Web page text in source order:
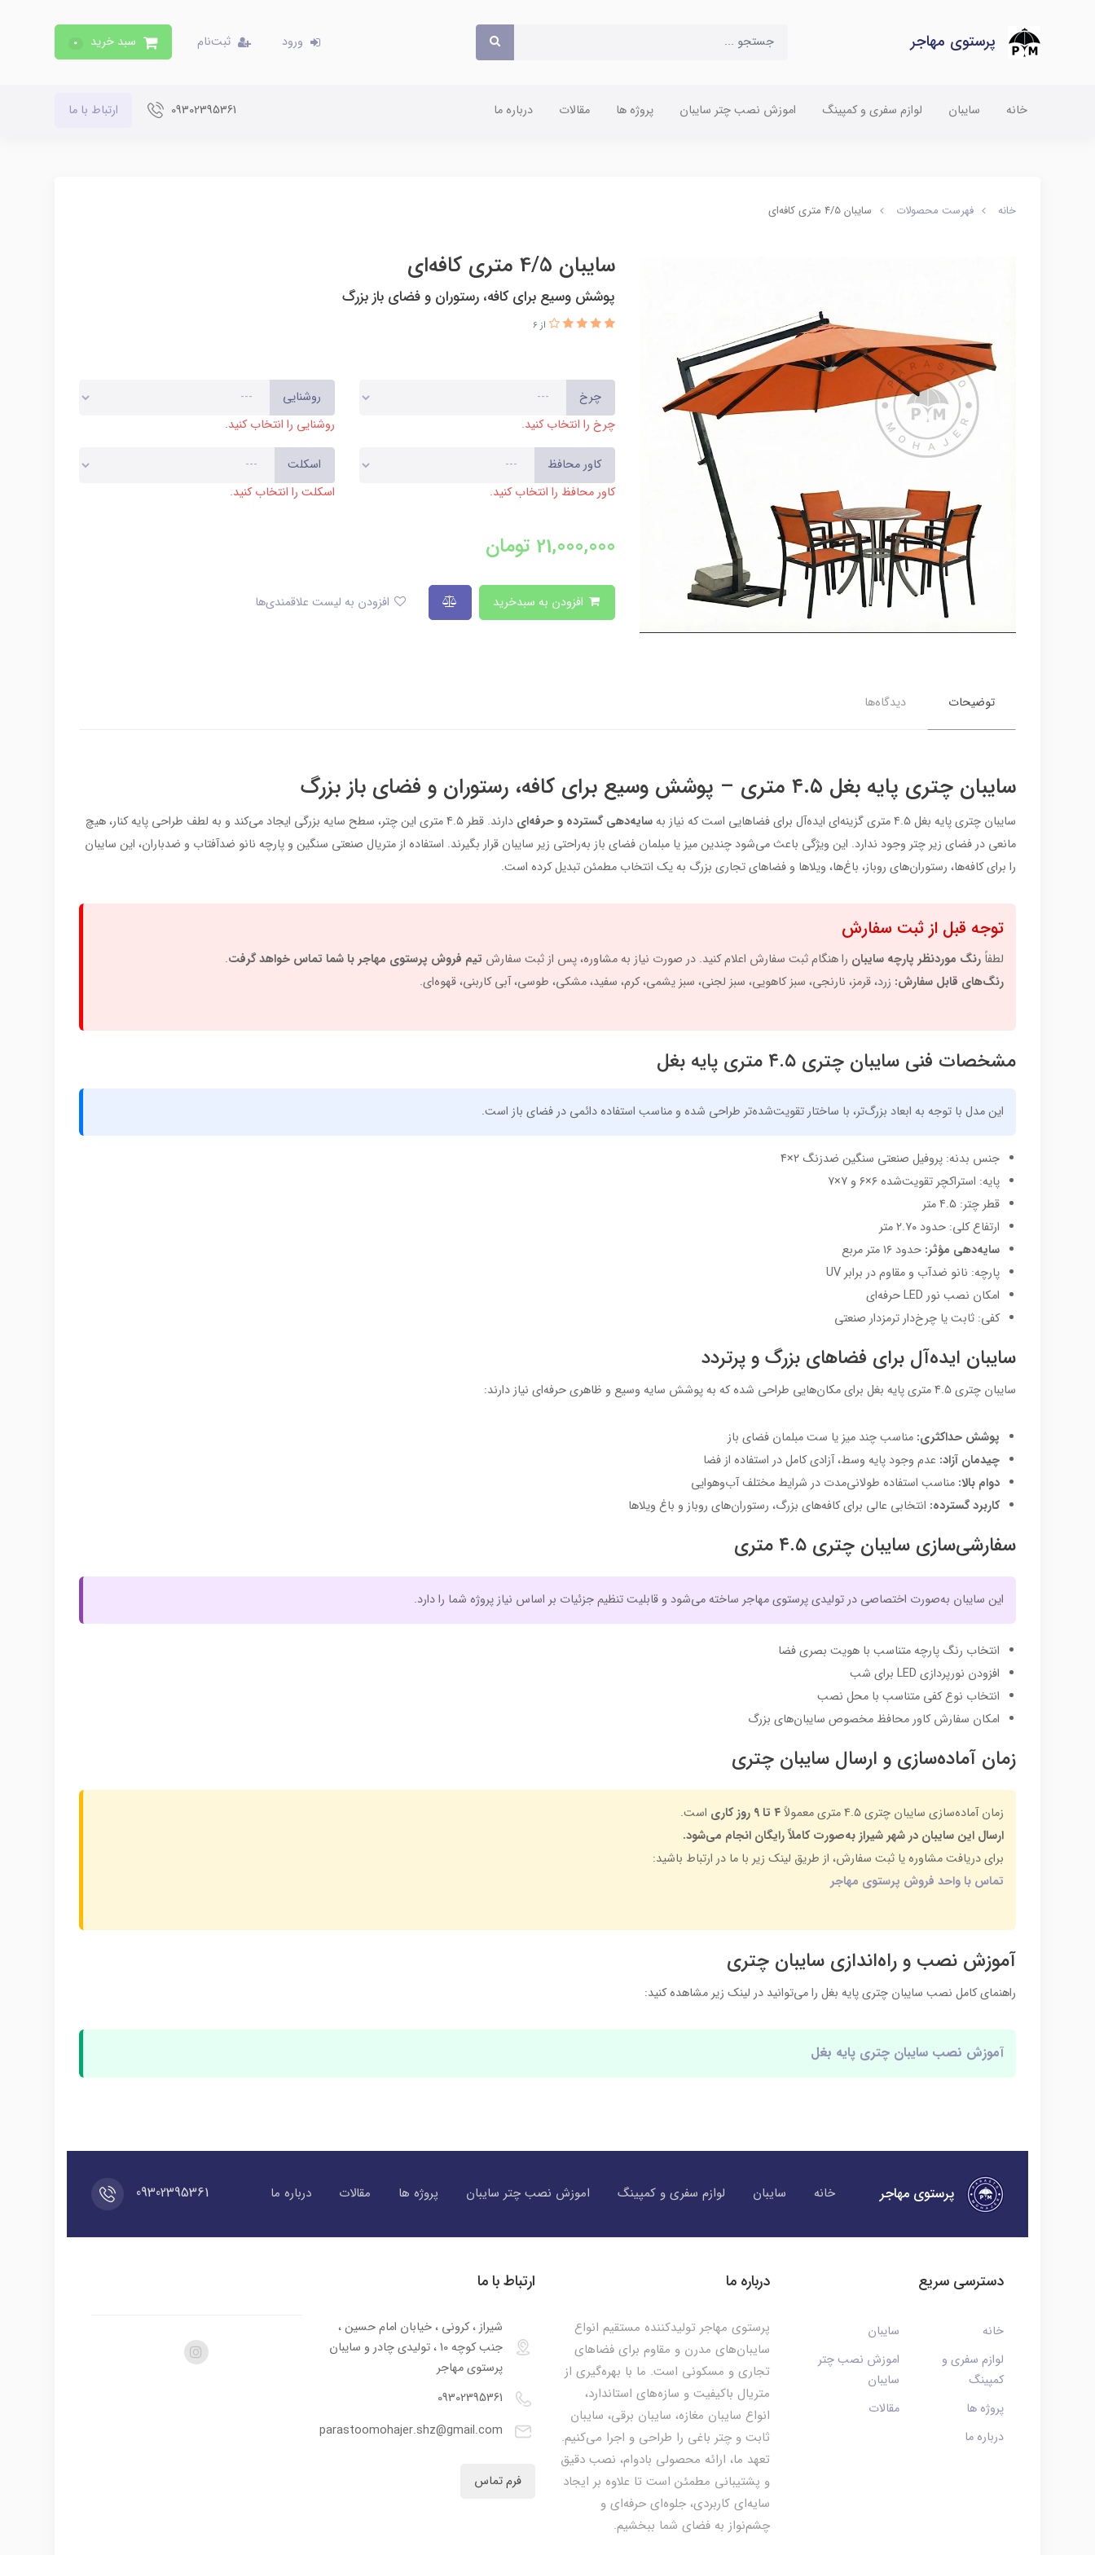
پرستوی مهاجر ورود ثبت‌نام سبد خرید 0
خانه سایبان لوازم سفری و کمپینگ اموزش نصب چتر سایبان پروژه ها مقالات درباره ما 09302395361 ارتباط با ما
خانه فهرست محصولات سایبان 4/5 متری کافه‌ای
سایبان 4/5 متری کافه‌ای
پوشش وسیع برای کافه، رستوران و فضای باز بزرگ
از 6
چرخ
چرخ را انتخاب کنید.
روشنایی
روشنایی را انتخاب کنید.
کاور محافظ
کاور محافظ را انتخاب کنید.
اسکلت
اسکلت را انتخاب کنید.
21,000,000 تومان
توضیحات دیدگاه‌ها
سایبان چتری پایه بغل ۴.۵ متری – پوشش وسیع برای کافه، رستوران و فضای باز بزرگ
سایبان چتری پایه بغل ۴.۵ متری گزینه‌ای ایده‌آل برای فضاهایی است که نیاز به سایه‌دهی گسترده و حرفه‌ای
دارند. قطر ۴.۵ متری این چتر، سطح سایه بزرگی ایجاد می‌کند و به لطف طراحی پایه کنار، هیچ
مانعی در فضای زیر چتر وجود ندارد. این ویژگی باعث می‌شود چندین میز یا مبلمان فضای باز به‌راحتی زیر سایبان قرار بگیرند. استفاده از متریال صنعتی سنگین و پارچه نانو ضدآفتاب و ضدباران، این سایبان
را برای کافه‌ها، رستوران‌های روباز، باغ‌ها، ویلاها و فضاهای تجاری بزرگ به یک انتخاب مطمئن تبدیل کرده است.
توجه قبل از ثبت سفارش
لطفاً رنگ موردنظر پارچه سایبان را هنگام ثبت سفارش اعلام کنید. در صورت نیاز به مشاوره، پس از ثبت سفارش تیم فروش پرستوی مهاجر با شما تماس خواهد گرفت.
رنگ‌های قابل سفارش: زرد، قرمز، نارنجی، سبز کاهویی، سبز لجنی، سبز یشمی، کرم، سفید، مشکی، طوسی، آبی کاربنی، قهوه‌ای.
مشخصات فنی سایبان چتری ۴.۵ متری پایه بغل
این مدل با توجه به ابعاد بزرگ‌تر، با ساختار تقویت‌شده‌تر طراحی شده و مناسب استفاده دائمی در فضای باز است.
جنس بدنه: پروفیل صنعتی سنگین ضدزنگ ۲×۴
پایه: استراکچر تقویت‌شده ۶×۶ و ۷×۷
قطر چتر: ۴.۵ متر
ارتفاع کلی: حدود ۲.۷۰ متر
سایه‌دهی مؤثر: حدود ۱۶ متر مربع
پارچه: نانو ضدآب و مقاوم در برابر UV
امکان نصب نور LED حرفه‌ای
کفی: ثابت یا چرخ‌دار ترمزدار صنعتی
سایبان ایده‌آل برای فضاهای بزرگ و پرتردد
سایبان چتری ۴.۵ متری پایه بغل برای مکان‌هایی طراحی شده که به پوشش سایه وسیع و ظاهری حرفه‌ای نیاز دارند:
پوشش حداکثری: مناسب چند میز یا ست مبلمان فضای باز
چیدمان آزاد: عدم وجود پایه وسط، آزادی کامل در استفاده از فضا
دوام بالا: مناسب استفاده طولانی‌مدت در شرایط مختلف آب‌وهوایی
کاربرد گسترده: انتخابی عالی برای کافه‌های بزرگ، رستوران‌های روباز و باغ ویلاها
سفارشی‌سازی سایبان چتری ۴.۵ متری
این سایبان به‌صورت اختصاصی در تولیدی پرستوی مهاجر ساخته می‌شود و قابلیت تنظیم جزئیات بر اساس نیاز پروژه شما را دارد.
انتخاب رنگ پارچه متناسب با هویت بصری فضا
افزودن نورپردازی LED برای شب
انتخاب نوع کفی متناسب با محل نصب
امکان سفارش کاور محافظ مخصوص سایبان‌های بزرگ
زمان آماده‌سازی و ارسال سایبان چتری
زمان آماده‌سازی سایبان چتری ۴.۵ متری معمولاً ۴ تا ۹ روز کاری
است.
ارسال این سایبان در شهر شیراز به‌صورت کاملاً رایگان انجام می‌شود.
برای دریافت مشاوره یا ثبت سفارش، از طریق لینک زیر با ما در ارتباط باشید:
تماس با واحد فروش پرستوی مهاجر
آموزش نصب و راه‌اندازی سایبان چتری
راهنمای کامل نصب سایبان چتری پایه بغل را می‌توانید در لینک زیر مشاهده کنید:
آموزش نصب سایبان چتری پایه بغل
پرستوی مهاجر خانه سایبان لوازم سفری و کمپینگ اموزش نصب چتر سایبان پروژه ها مقالات درباره ما 09302395361
دسترسی سریع
خانه
سایبان
لوازم سفری و
کمپینگ
اموزش نصب چتر
سایبان
پروژه ها
مقالات
درباره ما
درباره ما
پرستوی مهاجر تولیدکننده مستقیم انواع
سایبان‌های مدرن و مقاوم برای فضاهای
تجاری و مسکونی است. ما با بهره‌گیری از
متریال باکیفیت و سازه‌های استاندارد،
انواع سایبان مغازه، سایبان برقی، سایبان
ثابت و چتر باغی را طراحی و اجرا می‌کنیم.
تعهد ما، ارائه محصولی بادوام، نصب دقیق
و پشتیبانی مطمئن است تا علاوه بر ایجاد
سایه‌ای کاربردی، جلوه‌ای حرفه‌ای و
چشم‌نواز به فضای شما ببخشیم.
ارتباط با ما
شیراز ، کرونی ، خیابان امام حسین ،
جنب کوچه 10 ، تولیدی چادر و سایبان
پرستوی مهاجر
09302395361
parastoomohajer.shz@gmail.com
فرم تماس